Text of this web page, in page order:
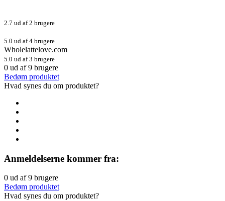
2.7 ud af 2 brugere
5.0 ud af 4 brugere
Wholelattelove.com
5.0 ud af 3 brugere
0 ud af9 brugere
Bedøm produktet
Hvad synes du om produktet?
Anmeldelserne kommer fra:
0 ud af9 brugere
Bedøm produktet
Hvad synes du om produktet?